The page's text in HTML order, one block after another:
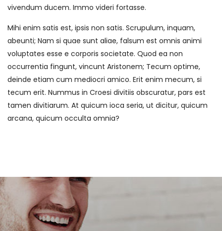
vivendum ducem. Immo videri fortasse.
Mihi enim satis est, ipsis non satis. Scrupulum, inquam,
abeunti; Nam si quae sunt aliae, falsum est omnis animi
voluptates esse e corporis societate. Quod ea non
occurrentia fingunt, vincunt Aristonem; Tecum optime,
deinde etiam cum mediocri amico. Erit enim mecum, si
tecum erit. Nummus in Croesi divitiis obscuratur, pars est
tamen divitiarum. At quicum ioca seria, ut dicitur, quicum
arcana, quicum occulta omnia?